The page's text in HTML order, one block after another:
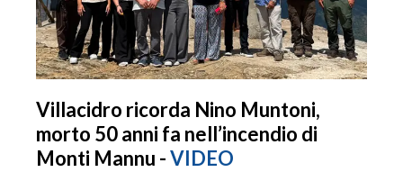
Villacidro ricorda Nino Muntoni,
morto 50 anni fa nell’incendio di
Monti Mannu -VIDEO